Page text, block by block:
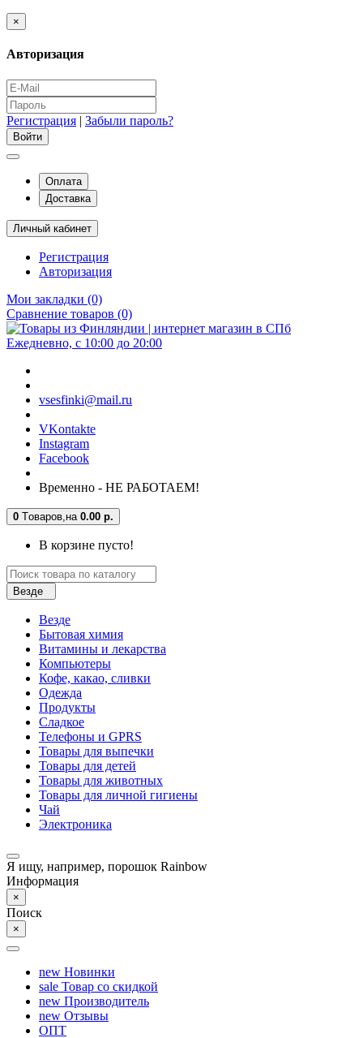
×
Авторизация
Регистрация | Забыли пароль?
Оплата
Доставка
Личный кабинет
Регистрация
Авторизация
Мои закладки (0)
Сравнение товаров (0)
Ежедневно, с 10:00 до 20:00
vsesfinki@mail.ru
VKontakte
Instagram
Facebook
Временно - НЕ РАБОТАЕМ!
0 Tоваров, на 0.00 р.
В корзине пусто!
Везде
Везде
Бытовая химия
Витамины и лекарства
Компьютеры
Кофе, какао, сливки
Одежда
Продукты
Сладкое
Телефоны и GPRS
Товары для выпечки
Товары для детей
Товары для животных
Товары для личной гигиены
Чай
Электроника
Я ищу, например, порошок Rainbow
Информация
×
Поиск
×
new Новинки
sale Товар со скидкой
new Производитель
new Отзывы
ОПТ